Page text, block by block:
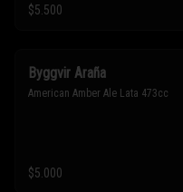
$5.500
Byggvir Araña
American Amber Ale Lata 473cc
$5.000